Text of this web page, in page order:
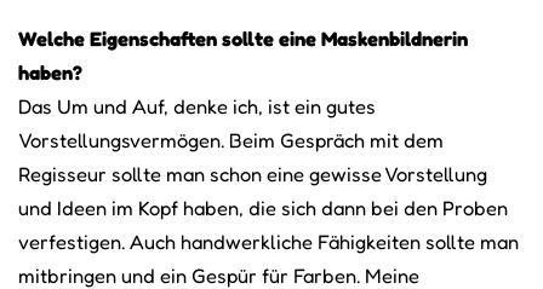
Welche Eigenschaften sollte eine Maskenbildnerin
haben?
Das Um und Auf, denke ich, ist ein gutes
Vorstellungsvermögen. Beim Gespräch mit dem
Regisseur sollte man schon eine gewisse Vorstellung
und Ideen im Kopf haben, die sich dann bei den Proben
verfestigen. Auch handwerkliche Fähigkeiten sollte man
mitbringen und ein Gespür für Farben. Meine